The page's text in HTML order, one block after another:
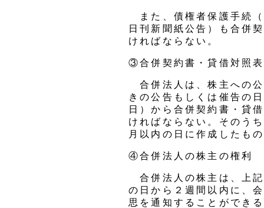
また、債権者保護手続
日刊新聞紙公告）も合併
ければならない。
③合併契約書・貸借対照
合併法人は、株主への
きの公告もしくは催告の
日）から合併契約書・貸
ければならない。そのう
月以内の日に作成したも
④合併法人の株主の権利
合併法人の株主は、上
の日から２週間以内に、
思を通知することができ